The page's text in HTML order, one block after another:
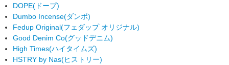
DOPE(ドープ)
Dumbo Incense(ダンボ)
Fedup Original(フェダップ オリジナル)
Good Denim Co(グッドデニム)
High Times(ハイタイムズ)
HSTRY by Nas(ヒストリー)